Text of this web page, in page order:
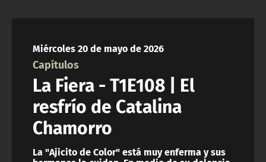
ACTUALIDAD Y TENDENCIAS
CORPORATIVO Y TRANSPARENCIA
CANAL DE DENUNCIAS
ÁREA DE PROYECTOS
Miércoles 20 de mayo de 2026
Capítulos
La Fiera - T1E108 | El
resfrío de Catalina
Chamorro
La "Ajicito de Color" está muy enferma y sus